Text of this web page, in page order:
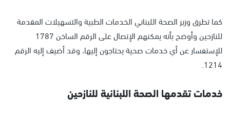
كما تطرق وزير الصحة اللبناني الخدمات الطبية والتسهيلات المقدمة
للنازحين وأوضح بأنه يمكنهم الإتصال على الرقم الساخن 1787
للإستفسار عن أي خدمات صحية يحتاجون إليها، وقد أضيف إليه الرقم
1214.
خدمات تقدمها الصحة اللبنانية للنازحين